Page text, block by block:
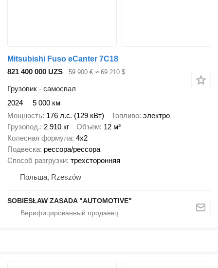
Mitsubishi Fuso eCanter 7C18
821 400 000 UZS
59 900 € ≈ 69 210 $
Грузовик - самосвал
2024
5 000 км
Мощность 176 л.с. (129 кВт) Топливо электро
Грузопод. 2 910 кг Объем 12 м³
Колесная формула 4x2
Подвеска рессора/рессора
Способ разгрузки трехсторонняя
Польша, Rzeszów
SOBIESŁAW ZASADA "AUTOMOTIVE"